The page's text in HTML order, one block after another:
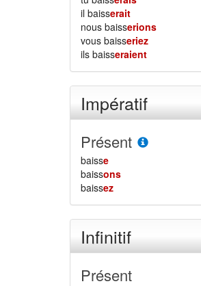
il baisserait
nous baisserions
vous baisseriez
ils baisseraient
Impératif
Présent
baisse
baissons
baissez
Infinitif
Présent